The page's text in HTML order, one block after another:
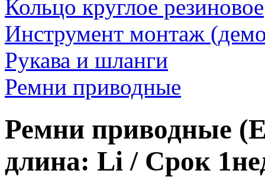
Кольцо круглое резиновое
Инструмент монтаж
Рукава и шланги
Ремни приводные
Ремни приводные
длина: Li / Срок